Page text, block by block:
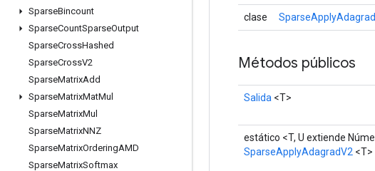
SparseBincount
SparseCountSparseOutput
SparseCrossHashed
SparseCrossV2
SparseMatrixAdd
SparseMatrixMatMul
SparseMatrixMul
SparseMatrixNNZ
SparseMatrixOrderingAMD
SparseMatrixSoftmax
clase
Métodos públicos
Salida <T>
estático <T, U extiende
SparseApplyAdagradV2 <T>